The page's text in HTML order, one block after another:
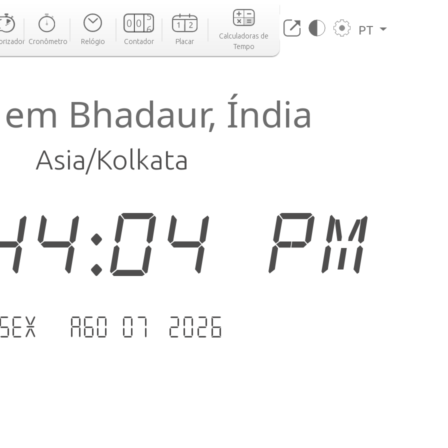
Cronômetro Relógio Contador Placar
Calculadoras de
Tempo
PT
Bhadaur, Índia
Asia/Kolkata
PM
- Ago 07 .2026